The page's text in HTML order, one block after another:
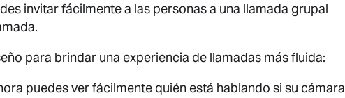
invitar fácilmente a las personas a una llamada grupal
para brindar una experiencia de llamadas más fluida:
puedes ver fácilmente quién está hablando si su cámara